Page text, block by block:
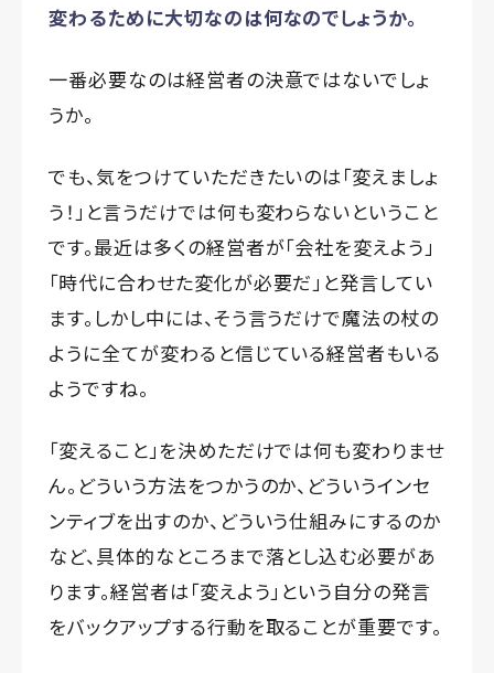
変わるために大切なのは何なのでしょうか。
一番必要なのは経営者の決意ではないでしょ
うか。
でも、気をつけていただきたいのは「変えましょ
う！」と言うだけでは何も変わらないということ
です。最近は多くの経営者が「会社を変えよう」
「時代に合わせた変化が必要だ」と発言してい
ます。しかし中には、そう言うだけで魔法の杖の
ように全てが変わると信じている経営者もいる
ようですね。
「変えること」を決めただけでは何も変わりませ
ん。どういう方法をつかうのか、どういうインセ
ンティブを出すのか、どういう仕組みにするのか
など、具体的なところまで落とし込む必要があ
ります。経営者は「変えよう」という自分の発言
をバックアップする行動を取ることが重要です。